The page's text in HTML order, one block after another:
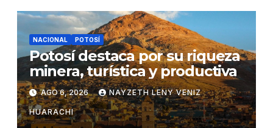
NACIONAL POTOSÍ
Potosí destaca por su riqueza
minera, turística y productiva
AGO 6, 2026 NAYZETH LENY VENIZ
HUARACHI